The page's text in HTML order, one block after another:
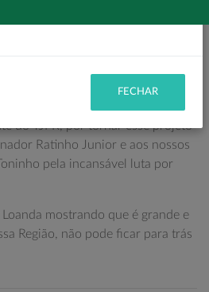
ao Desembargador Luiz Fernando
do TJPR, por tornar esse projeto
Ratinho Junior e aos nossos
pela incansável luta por
mostrando que é grande e
Região, não pode ficar para trás
FECHAR